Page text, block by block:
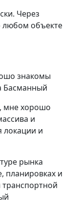
Через
любом объекте
знакомы
Басманный
мне хорошо
и
локации и
рынка
планировках и